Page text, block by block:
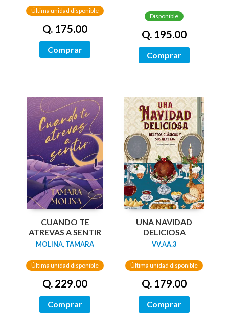
PINTADOS)
Última unidad disponible
Q. 175.00
Comprar
TINTADOS)
Disponible
Q. 195.00
Comprar
CUANDO TE
ATREVAS A SENTIR
MOLINA, TAMARA
Última unidad disponible
Q. 229.00
Comprar
UNA NAVIDAD
DELICIOSA
VV.AA.3
Última unidad disponible
Q. 179.00
Comprar